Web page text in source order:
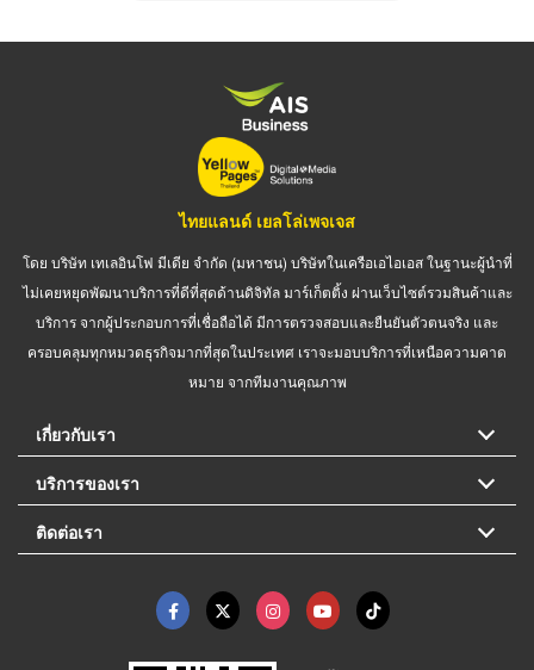
ไทยแลนด์ เยลโล่เพจเจส
โดย บริษัท เทเลอินโฟ มีเดีย จำกัด (มหาชน) บริษัทในเครือเอไอเอส ในฐานะผู้นำที่
ไม่เคยหยุดพัฒนาบริการที่ดีที่สุดด้านดิจิทัล มาร์เก็ตติ้ง ผ่านเว็บไซต์รวมสินค้าและ
บริการ จากผู้ประกอบการที่เชื่อถือได้ มีการตรวจสอบและยืนยันตัวตนจริง และ
ครอบคลุมทุกหมวดธุรกิจมากที่สุดในประเทศ เราจะมอบบริการที่เหนือความคาด
หมาย จากทีมงานคุณภาพ
เกี่ยวกับเรา
บริการของเรา
ติดต่อเรา